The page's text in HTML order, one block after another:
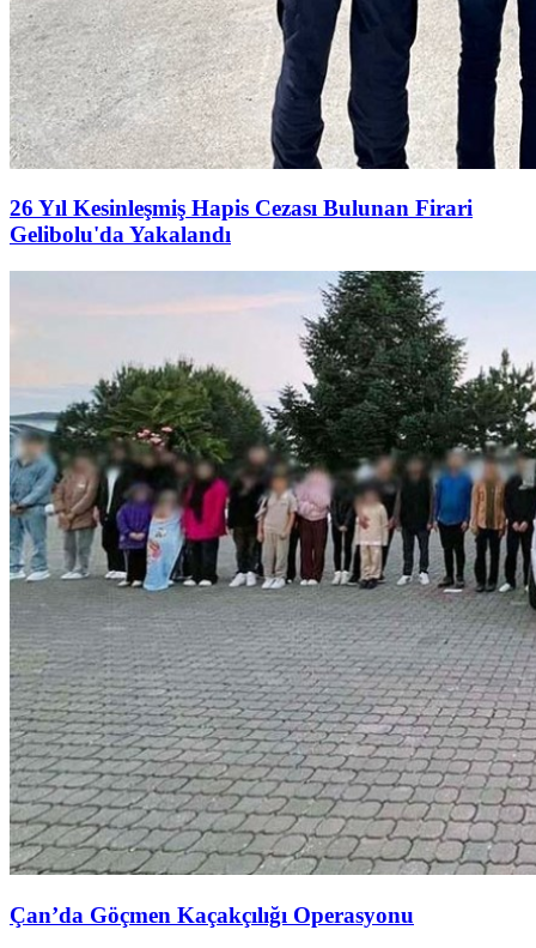
26 Yıl Kesinleşmiş Hapis Cezası Bulunan Firari
Gelibolu'da Yakalandı
Çan’da Göçmen Kaçakçılığı Operasyonu